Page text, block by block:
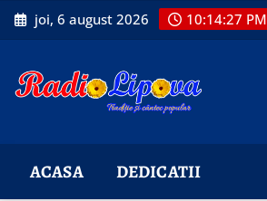
Skip
to
joi, 6 august 2026 10:14:28 PM
ACASA DEDICATII